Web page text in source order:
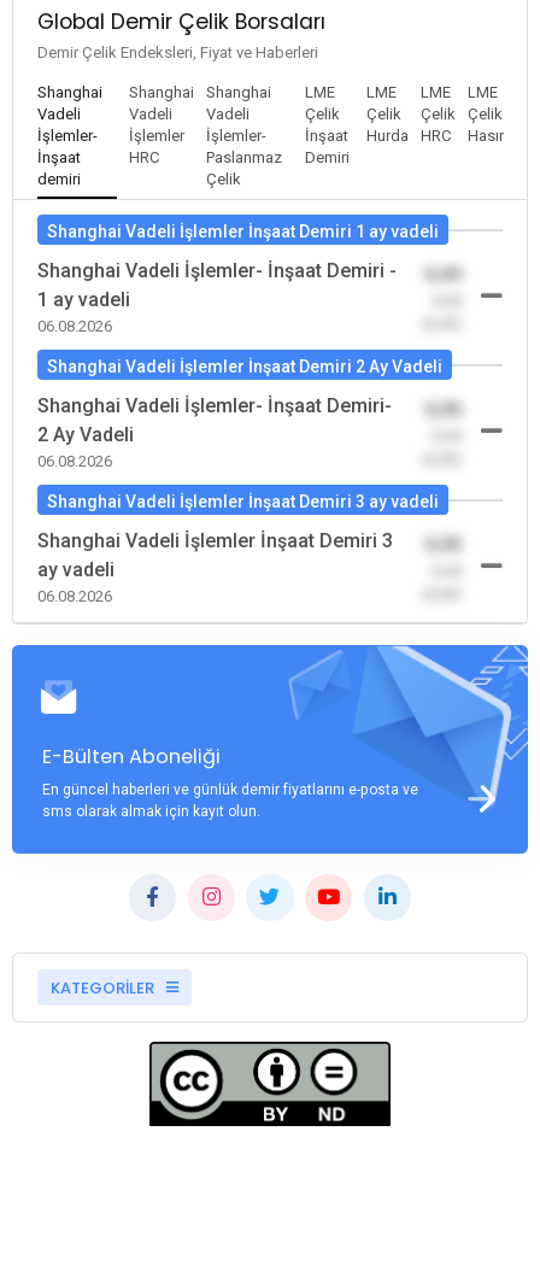
Global Demir Çelik Borsaları
Demir Çelik Endeksleri, Fiyat ve Haberleri
Shanghai
Vadeli
İşlemler-
İnşaat
demiri
Shanghai
Vadeli
İşlemler
HRC
Shanghai
Vadeli
İşlemler-
Paslanmaz
Çelik
LME
Çelik
İnşaat
Demiri
LME
Çelik
Hurda
LME
Çelik
HRC
LME
Çelik
Hasır
Shanghai Vadeli İşlemler İnşaat Demiri 1 ay vadeli
Shanghai Vadeli İşlemler- İnşaat Demiri -
1 ay vadeli
06.08.2026
0,00
Shanghai Vadeli İşlemler İnşaat Demiri 2 Ay Vadeli
Shanghai Vadeli İşlemler- İnşaat Demiri-
2 Ay Vadeli
06.08.2026
0,00
Shanghai Vadeli İşlemler İnşaat Demiri 3 ay vadeli
Shanghai Vadeli İşlemler İnşaat Demiri 3
ay vadeli
06.08.2026
0,00
E-Bülten Aboneliği
En güncel haberleri ve günlük demir fiyatlarını e-posta ve
sms olarak almak için kayıt olun.
KATEGORİLER